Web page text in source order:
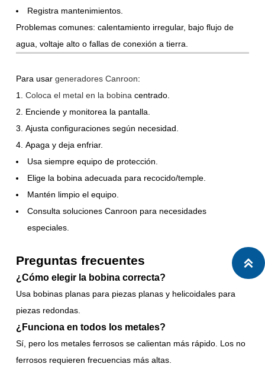
Registra mantenimientos.
Problemas comunes: calentamiento irregular, bajo flujo de
agua, voltaje alto o fallas de conexión a tierra.
Para usargeneradores Canroon:
Coloca el metal en la bobina centrado.
Enciende y monitorea la pantalla.
Ajusta configuraciones según necesidad.
Apaga y deja enfriar.
Usa siempre equipo de protección.
Elige la bobina adecuada para recocido/temple.
Mantén limpio el equipo.
Consulta soluciones Canroon para necesidades
especiales.
Preguntas frecuentes
¿Cómo elegir la bobina correcta?
Usa bobinas planas para piezas planas y helicoidales para
piezas redondas.
¿Funciona en todos los metales?
Sí, pero los metales ferrosos se calientan más rápido. Los no
ferrosos requieren frecuencias más altas.
